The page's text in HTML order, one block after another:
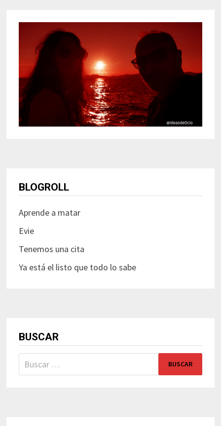
BLOGROLL
Aprende a matar
Evie
Tenemos una cita
Ya está el listo que todo lo sabe
BUSCAR
Buscar: